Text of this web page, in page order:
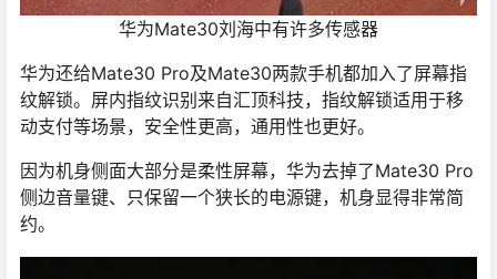
华为Mate30刘海中有许多传感器
华为还给Mate30 Pro及Mate30两款手机都加入了屏幕指
纹解锁。屏内指纹识别来自汇顶科技，指纹解锁适用于移
动支付等场景，安全性更高，通用性也更好。
因为机身侧面大部分是柔性屏幕，华为去掉了Mate30 Pro
侧边音量键、只保留一个狭长的电源键，机身显得非常简
约。